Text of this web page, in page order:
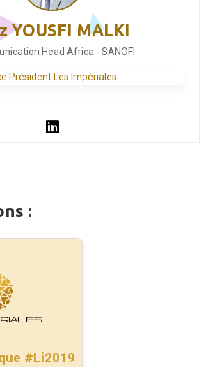
YOUSFI MALKI
Head Africa - SANOFI
Président Les Impériales
:
#Li2019